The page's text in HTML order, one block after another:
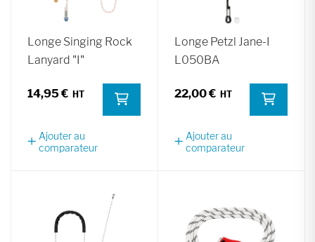
Longe Singing Rock
Lanyard "I"
14,95 €
Ajouter au
comparateur
Longe Petzl Jane-I
L050BA
22,00 €
Ajouter au
comparateur